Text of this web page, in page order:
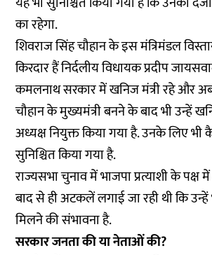
का रहेगा.
शिवराज सिंह चौहान के इस मंत्रिमंडल
किरदार हैं निर्दलीय विधायक प्रदीप
कमलनाथ सरकार में खनिज मंत्री रहे और
चौहान के मुख्यमंत्री बनने के बाद भी उन्हें
अध्यक्ष नियुक्त किया गया है. उनके लिए भी
सुनिश्चित किया गया है.
राज्यसभा चुनाव में भाजपा प्रत्याशी के
बाद से ही अटकलें लगाई जा रही थी कि
मिलने की संभावना है.
सरकार जनता की या नेताओं की?